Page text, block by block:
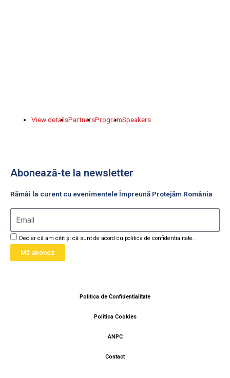
View detailsPartnersProgramSpeakers
Abonează-te la newsletter
Rămâi la curent cu evenimentele Împreună Protejăm România
GDPRDeclar că am citit și că sunt de acord cu politica de confidentialitate.
Mă abonez
Politica de Confidentialitate
Politica Cookies
ANPC
Contact